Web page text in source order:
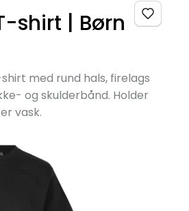
shirt | Børn
med rund hals, firelags
og skulderbånd. Holder
vask.